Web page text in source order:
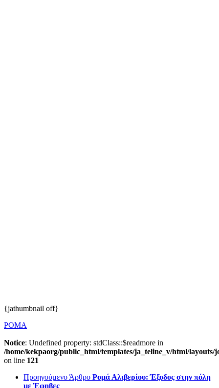
{jathumbnail off}
ΡΟΜΑ
Notice: Undefined property: stdClass::$readmore in
/home/kekpaorg/public_html/templates/ja_teline_v/html/layouts/
on line 121
Προηγούμενο Άρθρο Ρομά Αλιβερίου: Έξοδος στην πόλη
με Έφηβες